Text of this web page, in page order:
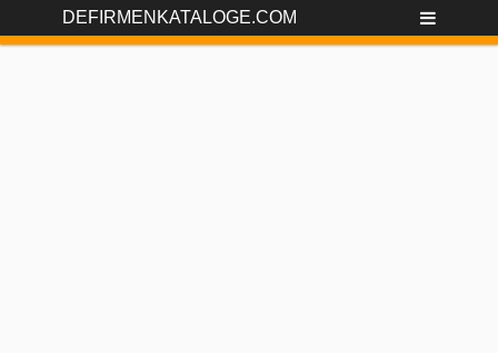
DEFIRMENKATALOGE.COM